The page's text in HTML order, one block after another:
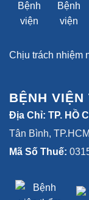
Chịu trách nhiệm
BỆNH VIỆN
Địa Chỉ: TP. HỒ
Tân Bình, TP.HCM
Mã Số Thuế: